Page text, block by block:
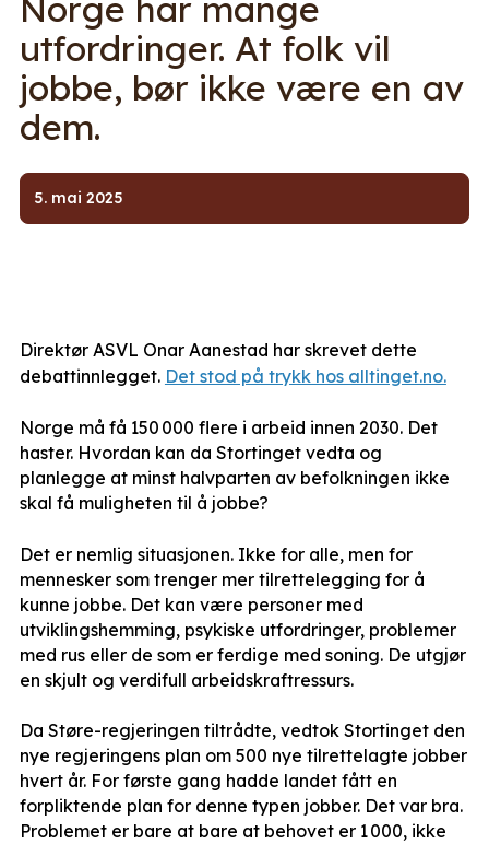
utfordringer. At folk vil
jobbe, bør ikke være en av
dem.
5. mai 2025
Direktør ASVL Onar Aanestad har skrevet dette
debattinnlegget. Det stod på trykk hos alltinget.no.
Norge må få 150 000 flere i arbeid innen 2030. Det
haster. Hvordan kan da Stortinget vedta og
planlegge at minst halvparten av befolkningen ikke
skal få muligheten til å jobbe?
Det er nemlig situasjonen. Ikke for alle, men for
mennesker som trenger mer tilrettelegging for å
kunne jobbe. Det kan være personer med
utviklingshemming, psykiske utfordringer, problemer
med rus eller de som er ferdige med soning. De utgjør
en skjult og verdifull arbeidskraftressurs.
Da Støre-regjeringen tiltrådte, vedtok Stortinget den
nye regjeringens plan om 500 nye tilrettelagte jobber
hvert år. For første gang hadde landet fått en
forpliktende plan for denne typen jobber. Det var bra.
Problemet er bare at bare at behovet er 1 000, ikke